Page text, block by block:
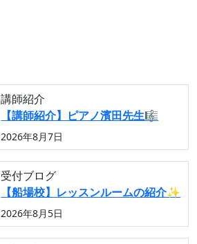
講師紹介
【講師紹介】ピアノ濱田先生🎼
2026年8月7日
受付ブログ
【船場校】レッスンルームの紹介✨
2026年8月5日